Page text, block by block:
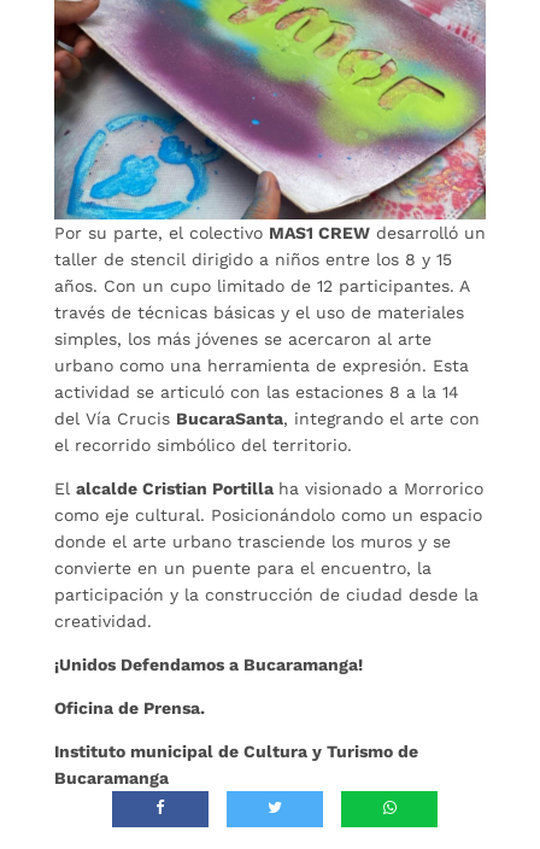
Por su parte, el colectivo MAS1 CREWdesarrolló un
taller de stencil dirigido a niños entre los 8 y 15
años. Con un cupo limitado de 12 participantes. A
través de técnicas básicas y el uso de materiales
simples, los más jóvenes se acercaron al arte
urbano como una herramienta de expresión. Esta
actividad se articuló con las estaciones 8 a la 14
del Vía Crucis BucaraSanta, integrando el arte con
el recorrido simbólico del territorio.
El alcalde Cristian Portilla ha visionado a Morrorico
como eje cultural. Posicionándolo como un espacio
donde el arte urbano trasciende los muros y se
convierte en un puente para el encuentro, la
participación y la construcción de ciudad desde la
creatividad.
¡Unidos Defendamos a Bucaramanga!
Oficina de Prensa.
Instituto municipal de Cultura y Turismo de
Bucaramanga